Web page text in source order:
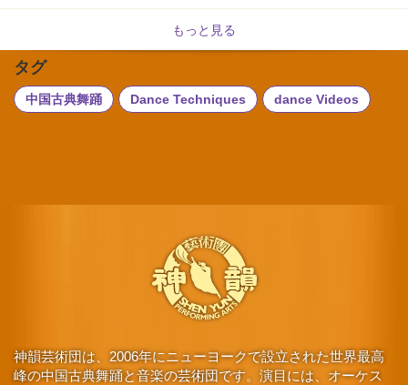
もっと見る
タグ
中国古典舞踊 Dance Techniques dance Videos
神韻芸術団は、2006年にニューヨークで設立された世界最高
峰の中国古典舞踊と音楽の芸術団です。演目には、オーケス